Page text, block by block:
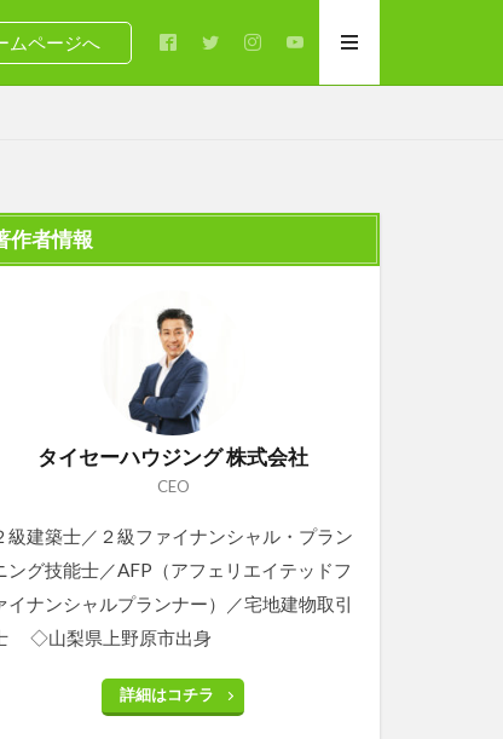
ムページへ
作者情報
タイセーハウジング 株式会社
CEO
級建築士／２級ファイナンシャル・プラン
ング技能士／AFP（アフェリエイテッドフ
イナンシャルプランナー）／宅地建物取引
◇山梨県上野原市出身
詳細はコチラ